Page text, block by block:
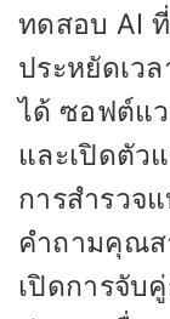
ทดสอบ AI
ประหยัดเว
ได้ ซอฟต์แ
และเปิดตัว
การสำรวจ
คำถามคุณส
เปิดการจับ